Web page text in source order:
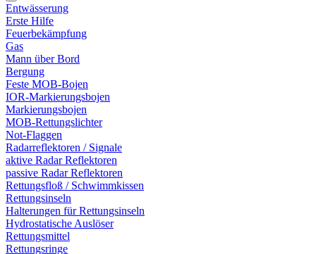
Entwässerung
Erste Hilfe
Feuerbekämpfung
Gas
Mann über Bord
Bergung
Feste MOB-Bojen
IOR-Markierungsbojen
Markierungsbojen
MOB-Rettungslichter
Not-Flaggen
Radarreflektoren / Signale
aktive Radar Reflektoren
passive Radar Reflektoren
Rettungsfloß / Schwimmkissen
Rettungsinseln
Halterungen für Rettungsinseln
Hydrostatische Auslöser
Rettungsmittel
Rettungsringe